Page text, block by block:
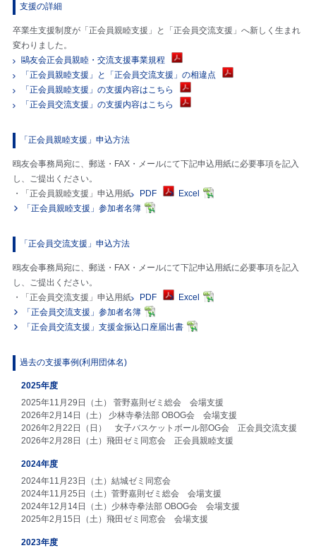
支援の詳細
卒業生支援制度が「正会員親睦支援」と「正会員交流支援」へ新しく生まれ
変わりました。
鷗友会正会員親睦・交流支援事業規程
「正会員親睦支援」と「正会員交流支援」の相違点
「正会員親睦支援」の支援内容はこちら
「正会員交流支援」の支援内容はこちら
「正会員親睦支援」申込方法
鴎友会事務局宛に、郵送・FAX・メールにて下記申込用紙に必要事項を記入
し、ご提出ください。
・「正会員親睦支援」申込用紙
PDF ・
Excel
「正会員親睦支援」参加者名簿
「正会員交流支援」申込方法
鴎友会事務局宛に、郵送・FAX・メールにて下記申込用紙に必要事項を記入
し、ご提出ください。
・「正会員交流支援」申込用紙
PDF ・
Excel
「正会員交流支援」参加者名簿
「正会員交流支援」支援金振込口座届出書
過去の支援事例(利用団体名)
2025年度
2025年11月29日（土） 菅野嘉則ゼミ総会 会場支援
2026年2月14日（土） 少林寺拳法部 OBOG会 会場支援
2026年2月22日（日） 女子バスケットボール部OG会 正会員交流支援
2026年2月28日（土）飛田ゼミ同窓会 正会員親睦支援
2024年度
2024年11月23日（土）結城ゼミ同窓会
2024年11月25日（土）菅野嘉則ゼミ総会 会場支援
2024年12月14日（土）少林寺拳法部 OBOG会 会場支援
2025年2月15日（土）飛田ゼミ同窓会 会場支援
2023年度